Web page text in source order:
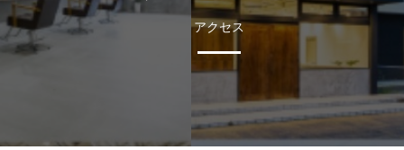
アクセス